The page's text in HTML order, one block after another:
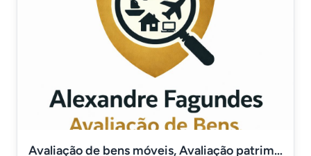
Avaliação de bens móveis, Avaliação patrimônial